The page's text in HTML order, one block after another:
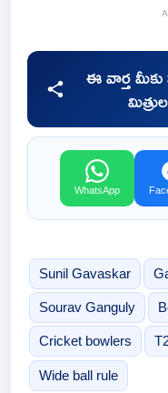
ఈ వార్త మీకు
WhatsApp
Sunil Gavaskar
Sourav Ganguly
Cricket bowlers
Wide ball rule